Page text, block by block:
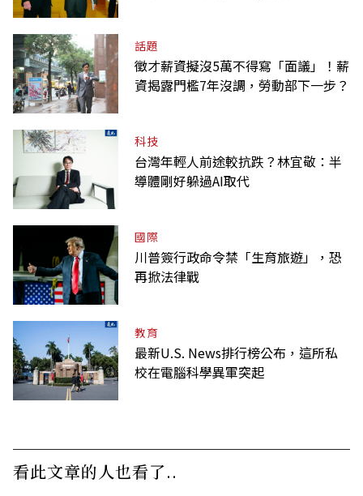
話題
徵才薪資擬沒5萬不得寫「面議」！薪
資揭露門檻7年沒調，勞動部下一步？
科技
台灣年輕人前途較抗跌？林宜敬：半
導體剛好躲過AI取代
國際
川普簽行政命令禁「生育旅遊」，恐
再掀法律戰
教育
最新U.S. News排行榜公布，這所私
校在電腦科學異軍突起
看此文章的人也看了..